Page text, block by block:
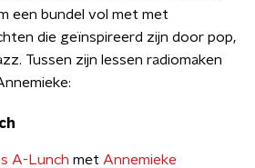
een bundel vol met met
die geïnspireerd zijn door pop,
Tussen zijn lessen radiomaken
A-Lunch met Annemieke